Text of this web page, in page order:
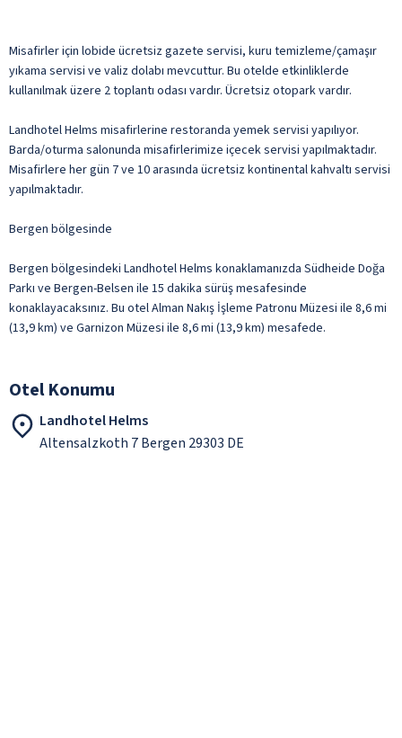
Misafirler için lobide ücretsiz gazete servisi, kuru temizleme/çamaşır
yıkama servisi ve valiz dolabı mevcuttur. Bu otelde etkinliklerde
kullanılmak üzere 2 toplantı odası vardır. Ücretsiz otopark vardır.
Landhotel Helms misafirlerine restoranda yemek servisi yapılıyor.
Barda/oturma salonunda misafirlerimize içecek servisi yapılmaktadır.
Misafirlere her gün 7 ve 10 arasında ücretsiz kontinental kahvaltı servisi
yapılmaktadır.
Bergen bölgesinde
Bergen bölgesindeki Landhotel Helms konaklamanızda Südheide Doğa
Parkı ve Bergen-Belsen ile 15 dakika sürüş mesafesinde
konaklayacaksınız. Bu otel Alman Nakış İşleme Patronu Müzesi ile 8,6 mi
(13,9 km) ve Garnizon Müzesi ile 8,6 mi (13,9 km) mesafede.
Otel Konumu
Landhotel Helms
Altensalzkoth 7 Bergen 29303 DE